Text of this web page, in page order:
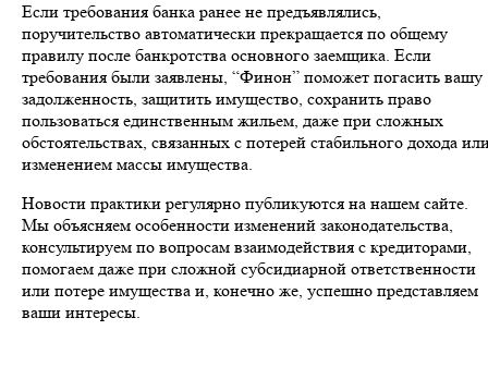
Если требования банка ранее не предъявлялись,
поручительство автоматически прекращается по общему
правилу после банкротства основного заемщика. Если
требования были заявлены, “Финон” поможет погасить вашу
задолженность, защитить имущество, сохранить право
пользоваться единственным жильем, даже при сложных
обстоятельствах, связанных с потерей стабильного дохода
изменением массы имущества.
Новости практики регулярно публикуются на нашем сайте.
Мы объясняем особенности изменений законодательства,
консультируем по вопросам взаимодействия с кредиторами,
помогаем даже при сложной субсидиарной ответственности
или потере имущества и, конечно же, успешно представляем
ваши интересы.